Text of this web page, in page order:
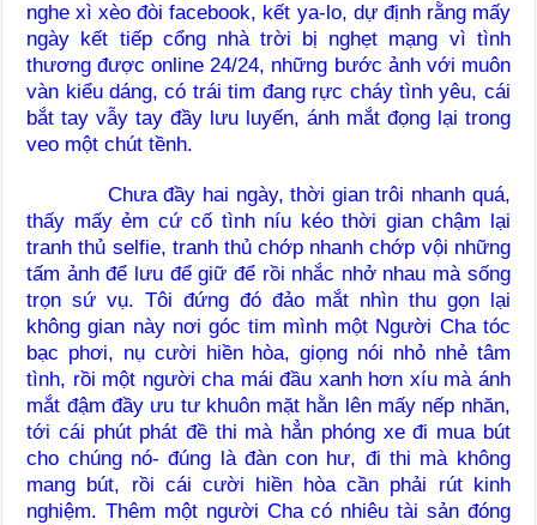
nghe xì xèo đòi facebook, kết ya-lo, dự định rằng mấy
ngày kết tiếp cổng nhà trời bị nghẹt mạng vì tình
thương được online 24/24, những bước ảnh với muôn
vàn kiểu dáng, có trái tim đang rực cháy tình yêu, cái
bắt tay vẫy tay đầy lưu luyến, ánh mắt đọng lại trong
veo một chút tềnh.
Chưa đầy hai ngày, thời gian trôi nhanh quá,
thấy mấy ẻm cứ cố tình níu kéo thời gian chậm lại
tranh thủ selfie, tranh thủ chớp nhanh chớp vội những
tấm ảnh để lưu để giữ để rồi nhắc nhở nhau mà sống
trọn sứ vụ. Tôi đứng đó đảo mắt nhìn thu gọn lại
không gian này nơi góc tim mình một Người Cha tóc
bạc phơi, nụ cười hiền hòa, giọng nói nhỏ nhẻ tâm
tình, rồi một người cha mái đầu xanh hơn xíu mà ánh
mắt đậm đầy ưu tư khuôn mặt hằn lên mấy nếp nhăn,
tới cái phút phát đề thi mà hẳn phóng xe đi mua bút
cho chúng nó- đúng là đàn con hư, đi thi mà không
mang bút, rồi cái cười hiền hòa cần phải rút kinh
nghiệm. Thêm một người Cha có nhiêu tài sản đóng